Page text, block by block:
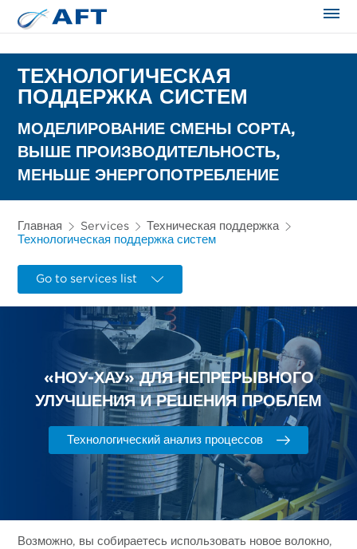
ТЕХНОЛОГИЧЕСКАЯ
ПОДДЕРЖКА СИСТЕМ
МОДЕЛИРОВАНИЕ СМЕНЫ СОРТА,
ВЫШЕ ПРОИЗВОДИТЕЛЬНОСТЬ,
МЕНЬШЕ ЭНЕРГОПОТРЕБЛЕНИЕ
Главная Services
Техническая поддержка
Технологическая поддержка систем
Go to services list
«НОУ-ХАУ» ДЛЯ НЕПРЕРЫВНОГО
УЛУЧШЕНИЯ И РЕШЕНИЯ ПРОБЛЕМ
Технологический анализ процессов
Возможно, вы собираетесь использовать новое волокно,